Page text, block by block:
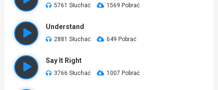
5761 Słuchać 1569 Pobrać
Understand
2881 Słuchać 649 Pobrać
Say It Right
3766 Słuchać 1007 Pobrać